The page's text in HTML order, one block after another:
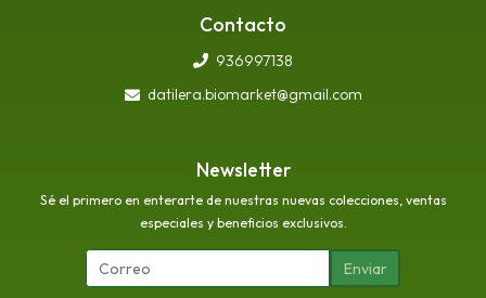
Contacto
936997138
datilera.biomarket@gmail.com
Newsletter
Sé el primero en enterarte de nuestras nuevas colecciones, ventas
especiales y beneficios exclusivos.
Enviar